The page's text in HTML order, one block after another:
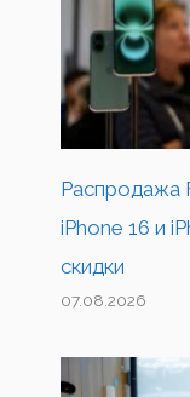
Распродажа
iPhone 16 и
скидки
07.08.2026